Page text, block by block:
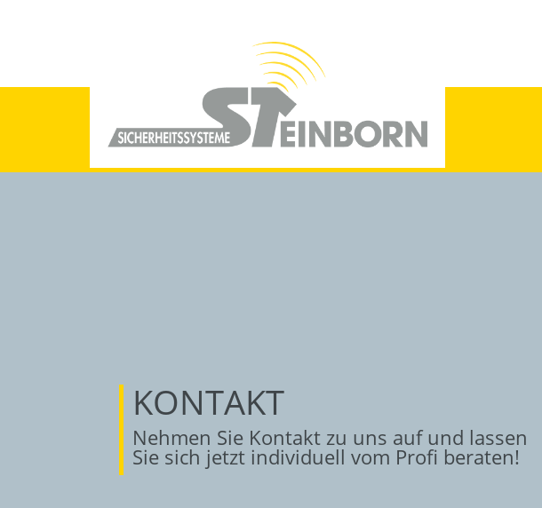
KONTAKT
Nehmen Sie Kontakt zu uns auf und lassen
Sie sich jetzt individuell vom Profi beraten!